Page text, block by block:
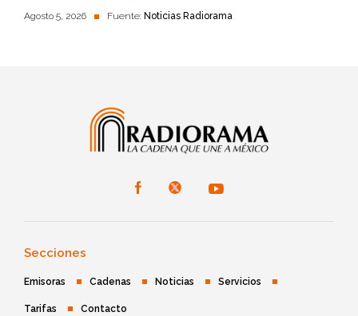
Agosto 5, 2026 Fuente: Noticias Radiorama
Secciones
Emisoras Cadenas Noticias Servicios
Tarifas Contacto